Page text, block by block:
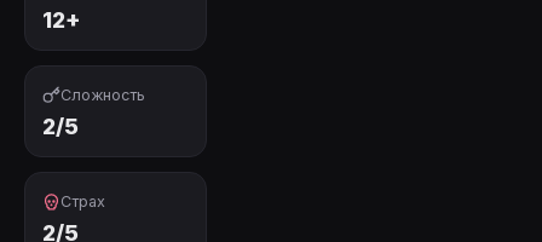
12+
Сложность
2/5
Страх
2/5